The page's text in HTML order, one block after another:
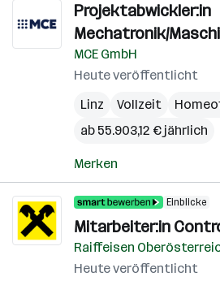
Projektabwickler:in
Mechatronik/
MCE GmbH
Heute veröffentlicht
Linz
Vollzeit
ab 55.903,12 € jährlich
Merken
Einblicke
Mitarbeiter:in
Raiffeisen
Heute veröffentlicht